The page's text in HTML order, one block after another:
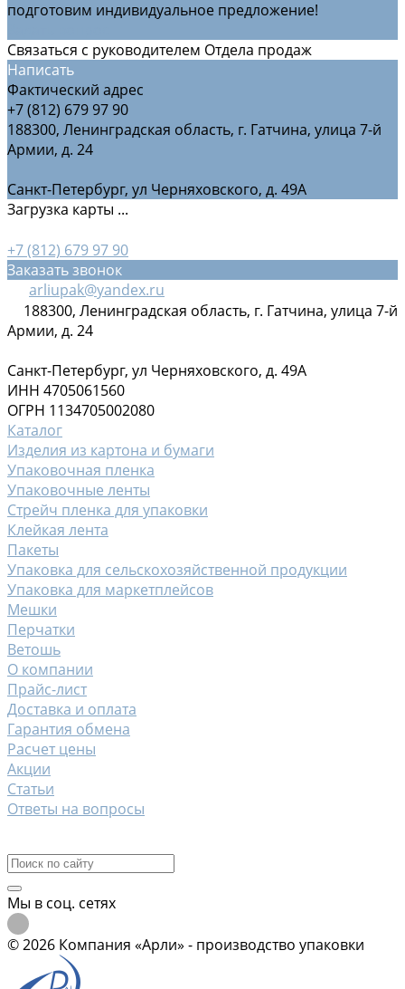
подготовим индивидуальное предложение!
Связаться с руководителем Отдела продаж
Написать
Фактический адрес
+7 (812) 679 97 90
188300, Ленинградская область, г. Гатчина, улица 7-й
Армии, д. 24
Санкт-Петербург, ул Черняховского, д. 49А
Загрузка карты ...
+7 (812) 679 97 90
Заказать звонок
arliupak@yandex.ru
188300, Ленинградская область, г. Гатчина, улица 7-й
Армии, д. 24
Санкт-Петербург, ул Черняховского, д. 49А
ИНН 4705061560
ОГРН 1134705002080
Каталог
Изделия из картона и бумаги
Упаковочная пленка
Упаковочные ленты
Стрейч пленка для упаковки
Клейкая лента
Пакеты
Упаковка для сельскохозяйственной продукции
Упаковка для маркетплейсов
Мешки
Перчатки
Ветошь
О компании
Прайс-лист
Доставка и оплата
Гарантия обмена
Расчет цены
Акции
Статьи
Ответы на вопросы
Мы в соц. сетях
© 2026 Компания «Арли» - производство упаковки